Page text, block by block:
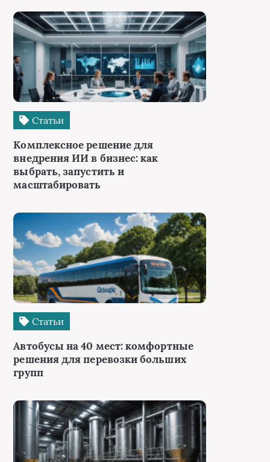
Статьи
Комплексное решение для
внедрения ИИ в бизнес: как
выбрать, запустить и
масштабировать
Статьи
Автобусы на 40 мест: комфортные
решения для перевозки больших
групп